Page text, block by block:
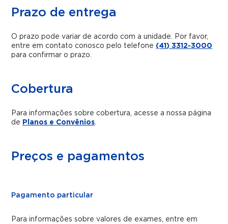
Prazo de entrega
O prazo pode variar de acordo com a unidade. Por favor,
entre em contato conosco pelo telefone (41) 3312-3000
para confirmar o prazo.
Cobertura
Para informações sobre cobertura, acesse a nossa página
de Planos e Convênios.
Preços e pagamentos
Pagamento particular
Para informações sobre valores de exames, entre em